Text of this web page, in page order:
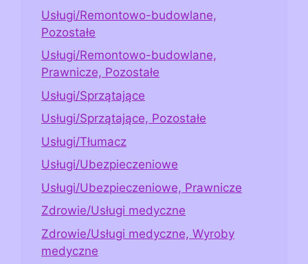
Usługi/Remontowo-budowlane,
Pozostałe
Usługi/Remontowo-budowlane,
Prawnicze, Pozostałe
Usługi/Sprzątające
Usługi/Sprzątające, Pozostałe
Usługi/Tłumacz
Usługi/Ubezpieczeniowe
Usługi/Ubezpieczeniowe, Prawnicze
Zdrowie/Usługi medyczne
Zdrowie/Usługi medyczne, Wyroby
medyczne